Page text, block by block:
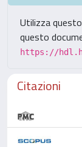
Utilizza
questo
https://
Citazioni